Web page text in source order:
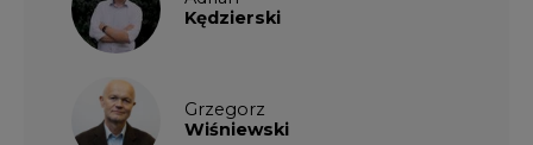
Grzegorz
Wiśniewski
Kacper